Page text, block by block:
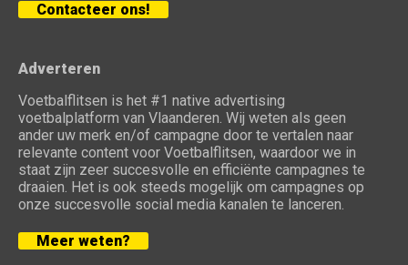
Contacteer ons!
Adverteren
Voetbalflitsen is het #1 native advertising
voetbalplatform van Vlaanderen. Wij weten als geen
ander uw merk en/of campagne door te vertalen naar
relevante content voor Voetbalflitsen, waardoor we in
staat zijn zeer succesvolle en efficiënte campagnes te
draaien. Het is ook steeds mogelijk om campagnes op
onze succesvolle social media kanalen te lanceren.
Meer weten?